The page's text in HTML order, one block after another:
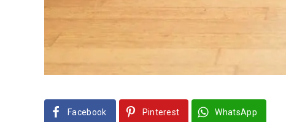
Facebook Pinterest WhatsApp